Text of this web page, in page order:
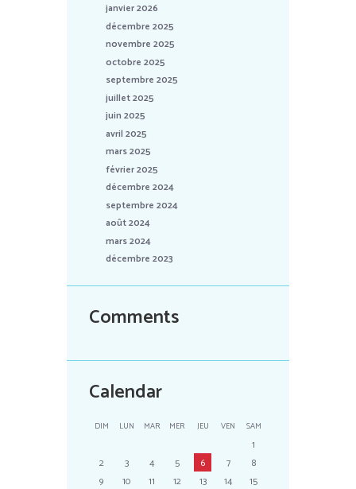
janvier 2026
décembre 2025
novembre 2025
octobre 2025
septembre 2025
juillet 2025
juin 2025
avril 2025
mars 2025
février 2025
décembre 2024
septembre 2024
août 2024
mars 2024
décembre 2023
Comments
Calendar
DIM LUN MAR MER JEU VEN SAM
1
2
3 4 5 6 7
8
9
10 11 12 13 14
15